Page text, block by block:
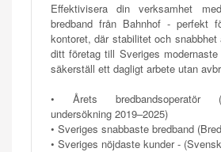
Effektivisera din verksamhet
bredband från Bahnhof - perfekt
kontoret, där stabilitet och
ditt företag till Sveriges modernaste
säkerställ ett dagligt arbete utan
• Årets bredbandsoperatör
undersökning 2019–2025)
• Sveriges snabbaste bredband
• Sveriges nöjdaste kunder -